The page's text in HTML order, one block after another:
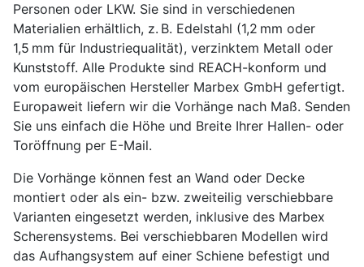
Personen oder LKW. Sie sind in verschiedenen
Materialien erhältlich, z. B. Edelstahl (1,2 mm oder
1,5 mm für Industriequalität), verzinktem Metall oder
Kunststoff. Alle Produkte sind REACH-konform und
vom europäischen Hersteller Marbex GmbH gefertigt.
Europaweit liefern wir die Vorhänge nach Maß. Senden
Sie uns einfach die Höhe und Breite Ihrer Hallen- oder
Toröffnung per E-Mail.
Die Vorhänge können fest an Wand oder Decke
montiert oder als ein- bzw. zweiteilig verschiebbare
Varianten eingesetzt werden, inklusive des Marbex
Scherensystems. Bei verschiebbaren Modellen wird
das Aufhangsystem auf einer Schiene befestigt und